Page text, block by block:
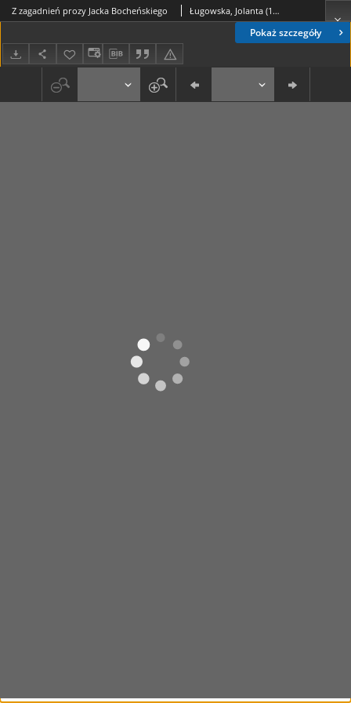
Pokaż szczegóły
Z zagadnień prozy Jacka Bocheńskiego Ługowska, Jolanta (1948-)